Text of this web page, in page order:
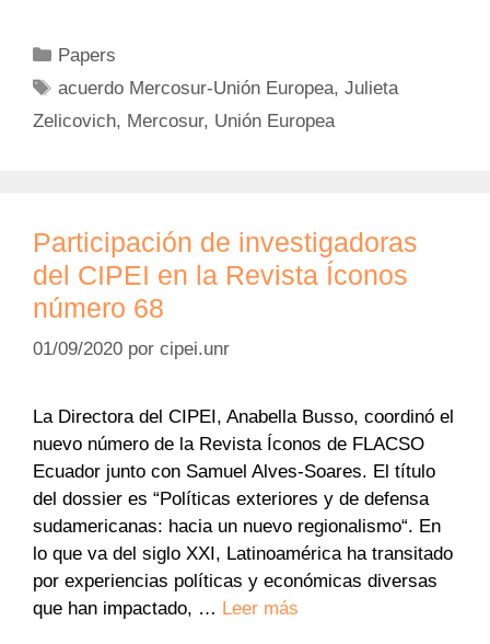
Categorías
Papers
Etiquetas
acuerdo Mercosur-Unión Europea,Julieta
Zelicovich, Mercosur, Unión Europea
Participación de investigadoras
del CIPEI en la Revista Íconos
número 68
01/09/2020 por cipei.unr
La Directora del CIPEI, Anabella Busso, coordinó el
nuevo número de la Revista Íconos de FLACSO
Ecuador junto con Samuel Alves-Soares. El título
del dossier es “Políticas exteriores y de defensa
sudamericanas: hacia un nuevo regionalismo“. En
lo que va del siglo XXI, Latinoamérica ha transitado
por experiencias políticas y económicas diversas
que han impactado, … Leer más